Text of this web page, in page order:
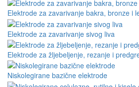
Elektrode za zavarivanje bakra, bronze i
Elektrode za zavarivanje sivog liva
Elektrode za žljebeljenje, rezanje i
Niskolegirane bazične elektrode